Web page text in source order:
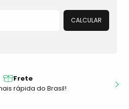
Alterar CEP
CALCULAR
Frete
rápida do Brasil!